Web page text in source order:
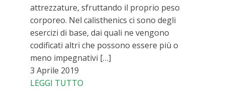
attrezzature, sfruttando il proprio peso
corporeo. Nel calisthenics ci sono degli
esercizi di base, dai quali ne vengono
codificati altri che possono essere più o
meno impegnativi […]
3 Aprile 2019
LEGGI TUTTO